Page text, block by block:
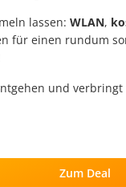
lassen: WLAN,
für einen rundum
und
Zum Deal